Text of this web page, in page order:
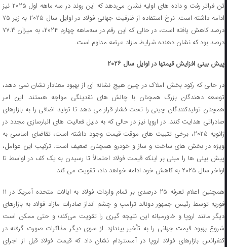
تن فراتر رفت و داده‌ های اولیه نشان می‌دهد که این روند در سه‌ ماهه اول ۲۰۲۵ نیز
ادامه داشته است. نرخ استفاده از ظرفیت جهانی فولاد در اوایل سال ۲۰۲۵ به زیر ۷۵
درصد کاهش یافته است، در حالی که این رقم در سه‌ماهه چهارم ۲۰۲۴، به میزان ۷۷.۳
درصد بود که نشان ‌دهنده شرایط مازاد عرضه مداوم است.
پیش بینی افزایش قیمتها در اوایل سال ۲۰۲۶
در حالی که رکود بخش املاک در چین هیچ نشانه ‌ای از بهبود معنادار نشان نمی ‌دهد،
توسعه ‌دهندگان بزرگ همچنان با چالش‌ های نقدینگی مواجه هستند. این امر
همچنان تولیدکنندگان چینی را تحت فشار قرار می‌ دهد تا تولید اضافی را به بازارهای
صادراتی هدایت کنند. در اروپا نیز در حالی که به دلیل فعالیت ‌های انبارسازی مجدد در
ژانویه ۲۰۲۵، برخی تثبیت‌ های موقت قیمت وجود داشته است، تقاضای اساسی به
ویژه در بخش ‌های ساخت و ساز و خودرو همچنان ضعیف است. ترکیب این عوامل،
پیش ‌بینی ها را مبنی بر اینکه قیمت فولاد احتمالاً تا رسیدن به یک کف در اواسط تا
اواخر سال ۲۰۲۵ به کاهش خود ادامه خواهد داد، تقویت می ‌کند.
همچنین اعلام تعرفه ۲۵ درصدی بر تمام واردات فولاد به ایالات متحده آمریکا در ۱۱
فوریه توسط رئیس جمهور دونالد ترامپ و چشم‌ انداز صادرات مازاد فولاد به بازارهای
دیگر مانند اروپا و خاورمیانه این نتیجه‌ گیری را تقویت می‌کند؛ و حتی ممکن است
شروع بهبود قیمت جهانی را به تأخیر بیندازد. از سوی دیگر مذاکرات صورت گرفته در
کنفرانس بازارهای فولاد اروپا در آمستردام نشان داد که قیمت فولاد قبل از اجرای